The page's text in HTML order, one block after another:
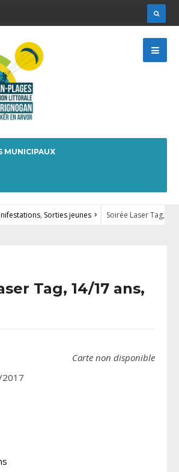
MUNICIPAUX
, Sorties jeunes
Soirée Laser Tag,
Tag, 14/17 ans,
Carte non disponible